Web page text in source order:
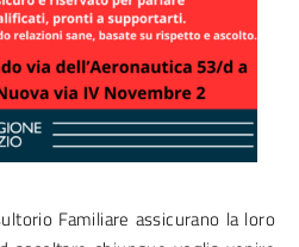
Familiare assicurano la loro